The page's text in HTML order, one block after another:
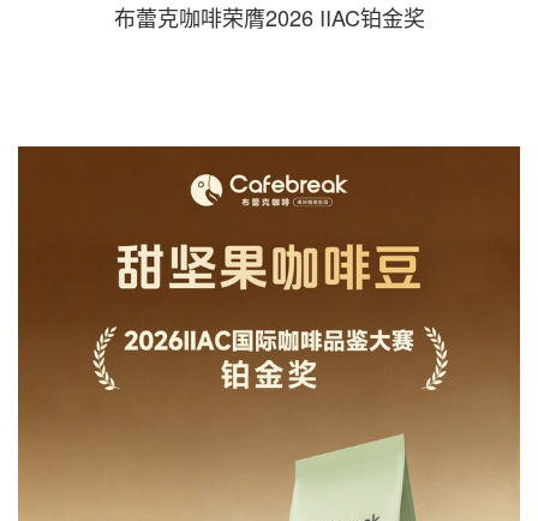
布蕾克咖啡荣膺2026 IIAC铂金奖